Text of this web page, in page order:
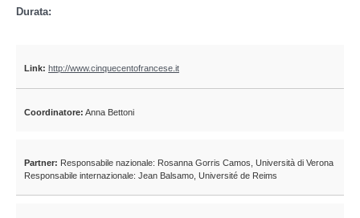
Durata:
Link: http://www.cinquecentofrancese.it
Coordinatore: Anna Bettoni
Partner: Responsabile nazionale: Rosanna Gorris Camos, Università di Verona
Responsabile internazionale: Jean Balsamo, Université de Reims